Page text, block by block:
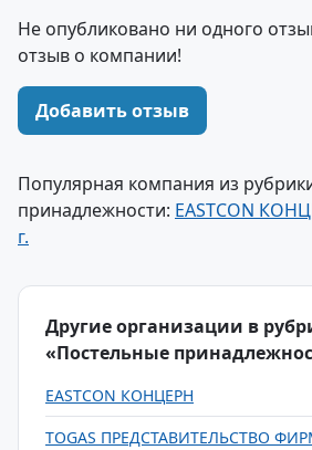
Не опубликовано ни одного
отзыв о компании!
Добавить отзыв
Популярная компания из
принадлежности: EASTCON
г.
Другие организации в
«Постельные
EASTCON КОНЦЕРН
TOGAS ПРЕДСТАВИТЕЛЬСТВО